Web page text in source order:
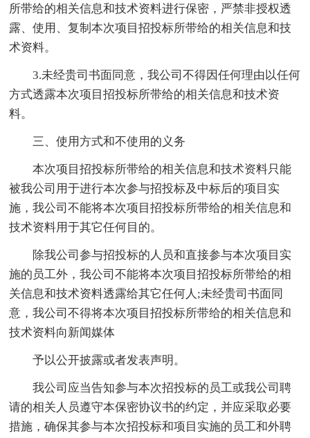
所带给的相关信息和技术资料进行保密，严禁非授权透
露、使用、复制本次项目招投标所带给的相关信息和技
术资料。
3.未经贵司书面同意，我公司不得因任何理由以任何
方式透露本次项目招投标所带给的相关信息和技术资
料。
三、使用方式和不使用的义务
本次项目招投标所带给的相关信息和技术资料只能
被我公司用于进行本次参与招投标及中标后的项目实
施，我公司不能将本次项目招投标所带给的相关信息和
技术资料用于其它任何目的。
除我公司参与招投标的人员和直接参与本次项目实
施的员工外，我公司不能将本次项目招投标所带给的相
关信息和技术资料透露给其它任何人;未经贵司书面同
意，我公司不得将本次项目招投标所带给的相关信息和
技术资料向新闻媒体
予以公开披露或者发表声明。
我公司应当告知参与本次招投标的员工或我公司聘
请的相关人员遵守本保密协议书的约定，并应采取必要
措施，确保其参与本次招投标和项目实施的员工和外聘